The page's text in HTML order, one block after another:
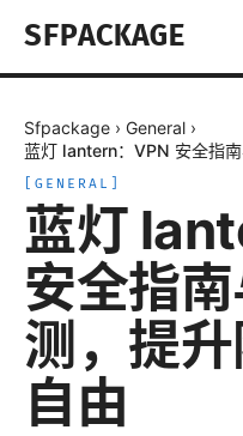
SFPACKAGE
Sfpackage › General ›
蓝灯 lantern：VPN 安全指
GENERAL
蓝灯
安全指
测，提
自由